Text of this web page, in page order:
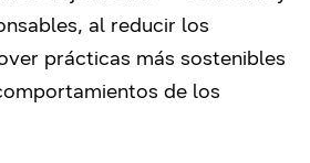
al reducir los
prácticas más sostenibles
de los